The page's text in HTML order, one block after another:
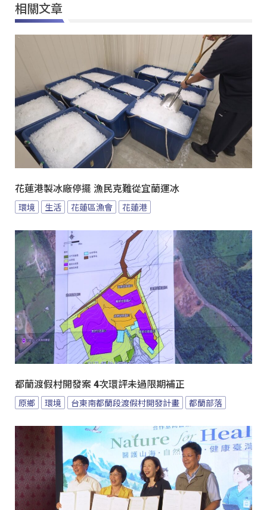
相關文章
花蓮港製冰廠停擺 漁民克難從宜蘭運冰
環境 生活 花蓮區漁會 花蓮港
都蘭渡假村開發案 4次環評未過限期補正
原鄉 環境 台東南都蘭段渡假村開發計畫 都蘭部落